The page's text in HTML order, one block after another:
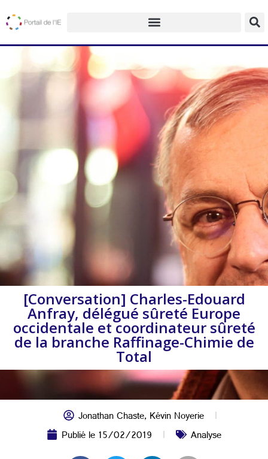
[Conversation] Charles-Edouard
Anfray, délégué sûreté Europe
occidentale et coordinateur sûreté
de la branche Raffinage-Chimie de
Total
Jonathan Chaste,Kévin Noyerie
Publié le15/02/2019 Analyse